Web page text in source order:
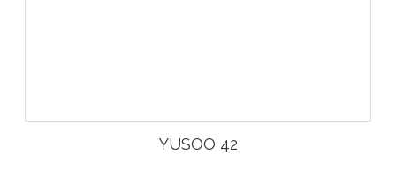
YUSOO 42